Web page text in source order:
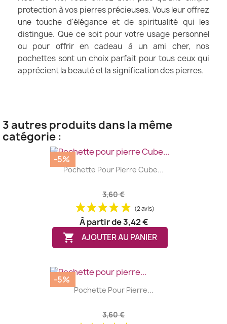
protection à vos pierres précieuses. Vous leur offrez
une touche d'élégance et de spiritualité qui les
distingue. Que ce soit pour votre usage personnel
ou pour offrir en cadeau à un ami cher, nos
pochettes sont un choix parfait pour tous ceux qui
apprécient la beauté et la signification des pierres.
3 autres produits dans la même
catégorie :
Pochette Pour Pierre Cube...
3,60 €
(2 avis)
À partir de3,42 €
 AJOUTER AU PANIER
-5%
Pochette Pour Pierre...
3,60 €
-5%